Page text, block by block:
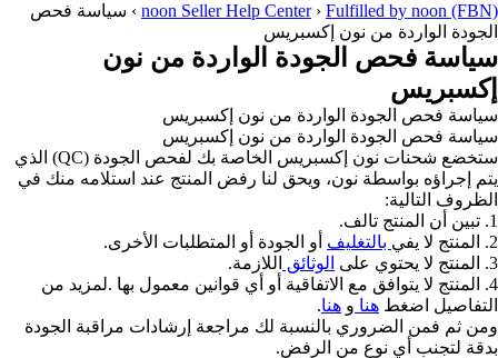
noon Seller Help Center› Fulfilled by noon (FBN)
› سياسة فحص
الجودة الواردة من نون إكسبريس
سياسة فحص الجودة الواردة من نون
إكسبريس
سياسة فحص الجودة الواردة من نون إكسبريس
سياسة فحص الجودة الواردة من نون إكسبريس
ستخضع شحنات نون إكسبريس الخاصة بك لفحص الجودة (QC) الذي
يتم إجراؤه بواسطة نون، ويحق لنا رفض المنتج عند استلامه منك في
الظروف التالية:
1. تبين أن المنتج تالف.
2. المنتج لا يفي
بالتغليف أو الجودة أو المتطلبات الأخرى.
3. المنتج لا يحتوي على
الوثائق اللازمة.
4. المنتج لا يتوافق مع الاتفاقية أو أي قوانين معمول بها .لمزيد من
التفاصيل اضغط هنا و هنا.
ومن ثم فمن الضروري بالنسبة لك مراجعة إرشادات مراقبة الجودة
بدقة لتجنب أي نوع من الرفض.